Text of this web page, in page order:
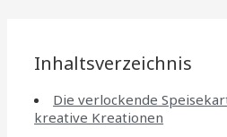
Inhaltsverzeichnis
Die verlockende
kreative Kreationen